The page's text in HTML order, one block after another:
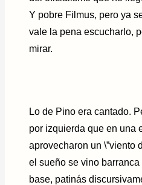
Y pobre Filmus, pero ya
vale la pena escucharlo,
mirar.
Lo de Pino era cantado.
por izquierda que en una
aprovecharon un \”viento
el sueño se vino
base, patinás